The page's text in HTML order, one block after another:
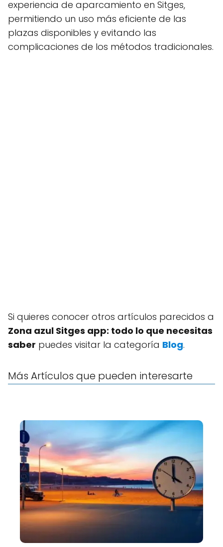
experiencia de aparcamiento en Sitges,
permitiendo un uso más eficiente de las
plazas disponibles y evitando las
complicaciones de los métodos tradicionales.
Si quieres conocer otros artículos parecidos a
Zona azul Sitges app: todo lo que necesitas
saber puedes visitar la categoría Blog.
Más Artículos que pueden interesarte